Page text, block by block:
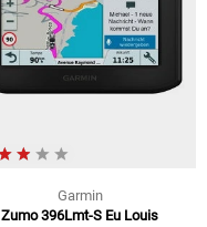
Garmin
Zumo 396Lmt-S Eu Louis